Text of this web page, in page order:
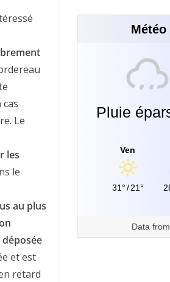
cas
Le
les
le
au plus
et est
retard
Météo
Pluie
Ven
31°/ 21°
Data from